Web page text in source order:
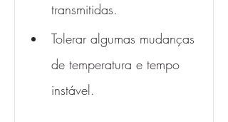
transmitidas.
Tolerar algumas mudanças
de temperatura e tempo
instável.